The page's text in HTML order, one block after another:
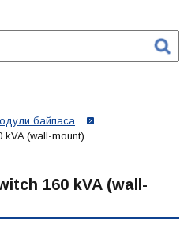
байпаса
kVA (wall-mount)
160 kVA (wall-